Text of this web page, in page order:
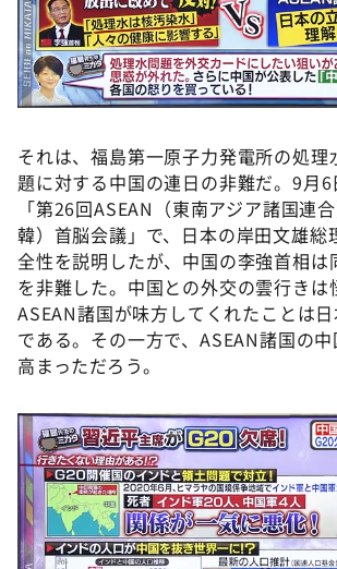
それは、福島第一原子力発電所の処理
題に対する中国の連日の非難だ。9月6
「第26回ASEAN（東南アジア諸国連
韓）首脳会議」で、日本の岸田文雄総
全性を説明したが、中国の李強首相は
を非難した。中国との外交の雲行きは
ASEAN諸国が味方してくれたことは
である。その一方で、ASEAN諸国の
高まっただろう。